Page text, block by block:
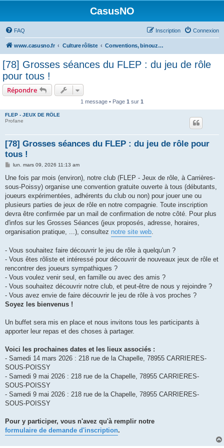
CasusNO
FAQ Connexion
Inscription
www.casusno.fr Culture rôliste Conventions, binouzes et recherche de joueurs
[78] Grosses séances du FLEP : du jeu de rôle
pour tous !
Répondre
1 message • Page 1 sur 1
FLEP - JEUX DE RÔLE
Profane
[78] Grosses séances du FLEP : du jeu de rôle pour
tous !
M
s
a
g
lun. mars 09, 2026 11:13 am
Une fois par mois (environ), notre club (FLEP - Jeux de rôle, à Carrières-
sous-Poissy) organise une convention gratuite ouverte à tous (débutants,
joueurs expérimentées, adhérents du club ou non) pour jouer une ou
plusieurs parties de jeux de rôle en notre compagnie. Toute inscription
devra être confirmée par un mail de confirmation de notre côté. Pour plus
d'infos sur les Grosses Séances (jeux proposés, adresse, horaires,
organisation pratique, ...), consultez notre site web.
- Vous souhaitez faire découvrir le jeu de rôle à quelqu'un ?
- Vous êtes rôliste et intéressé pour découvrir de nouveaux jeux de rôle et
rencontrer des joueurs sympathiques ?
- Vous voulez venir seul, en famille ou avec des amis ?
- Vous souhaitez découvrir notre club, et peut-être de nous y rejoindre ?
- Vous avez envie de faire découvrir le jeu de rôle à vos proches ?
Soyez les bienvenus !
Un buffet sera mis en place et nous invitons tous les participants à
apporter leur repas et des choses à partager.
Voici les prochaines dates et les lieux associés :
- Samedi 14 mars 2026 : 218 rue de la Chapelle, 78955 CARRIERES-
SOUS-POISSY
- Samedi 9 mai 2026 : 218 rue de la Chapelle, 78955 CARRIERES-
SOUS-POISSY
- Samedi 9 mai 2026 : 218 rue de la Chapelle, 78955 CARRIERES-
SOUS-POISSY
Pour y participer, vous n'avez qu'à remplir notre
formulaire de demande d'inscription.